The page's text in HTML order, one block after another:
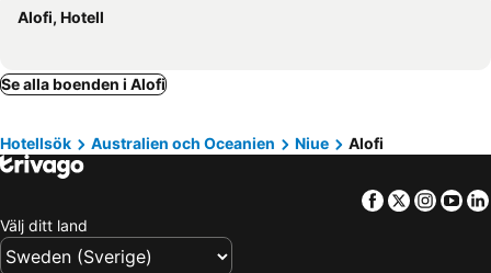
Alofi, Hotell
Se alla boenden i Alofi
Hotellsök Australien och Oceanien Niue Alofi
Facebook
Twitter
Välj ditt land